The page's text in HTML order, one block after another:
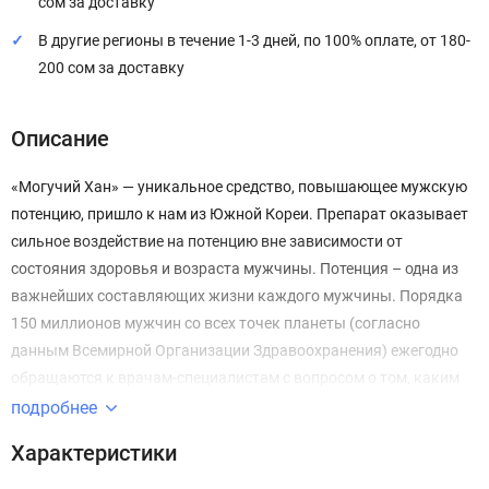
В другие регионы в течение 1-3 дней, по 100% оплате, от 180-
200 сом за доставку
Описание
«Могучий Хан» — уникальное средство, повышающее мужскую
потенцию, пришло к нам из Южной Кореи. Препарат оказывает
сильное воздействие на потенцию вне зависимости от
состояния здоровья и возраста мужчины. Потенция – одна из
важнейших составляющих жизни каждого мужчины. Порядка
150 миллионов мужчин со всех точек планеты (согласно
данным Всемирной Организации Здравоохранения) ежегодно
обращаются к врачам-специалистам с вопросом о том, каким
образом им повысить потенцию. При этом можно представить,
бороться с ней самостоятельно. Актуальность проблемы не
подробнее
Характеристики